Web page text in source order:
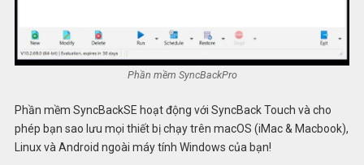
Phần mềm SyncBackPro
Phần mềm SyncBackSE hoạt động với SyncBack Touch và cho
phép bạn sao lưu mọi thiết bị chạy trên macOS (iMac & Macbook),
Linux và Android ngoài máy tính Windows của bạn!